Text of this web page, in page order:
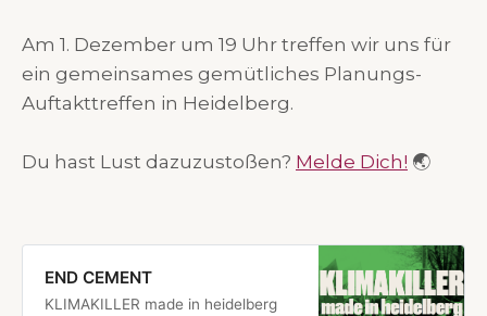
Am 1. Dezember um 19 Uhr treffen wir uns für
ein gemeinsames gemütliches Planungs-
Auftakttreffen in Heidelberg.
Du hast Lust dazuzustoßen? Melde Dich! 🌏⁩
END CEMENT
KLIMAKILLER made in heidelberg